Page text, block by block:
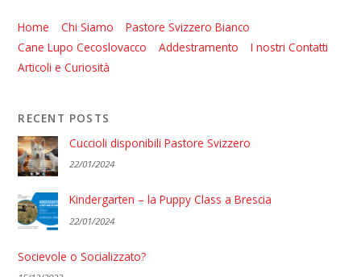
Home Chi Siamo
Pastore Svizzero Bianco
Cane Lupo Cecoslovacco
Addestramento
I nostri Contatti
Articoli e Curiosità
RECENT POSTS
Cuccioli disponibili Pastore Svizzero
22/01/2024
Kindergarten – la Puppy Class a Brescia
22/01/2024
Socievole o Socializzato?